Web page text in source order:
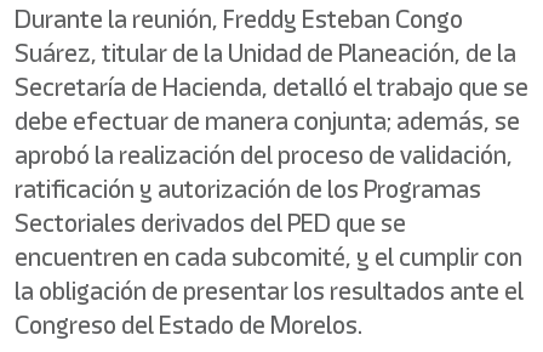
Durante la reunión, Freddy Esteban Congo
Suárez, titular de la Unidad de Planeación, de la
Secretaría de Hacienda, detalló el trabajo que se
debe efectuar de manera conjunta; además, se
aprobó la realización del proceso de validación,
ratificación y autorización de los Programas
Sectoriales derivados del PED que se
encuentren en cada subcomité, y el cumplir con
la obligación de presentar los resultados ante el
Congreso del Estado de Morelos.